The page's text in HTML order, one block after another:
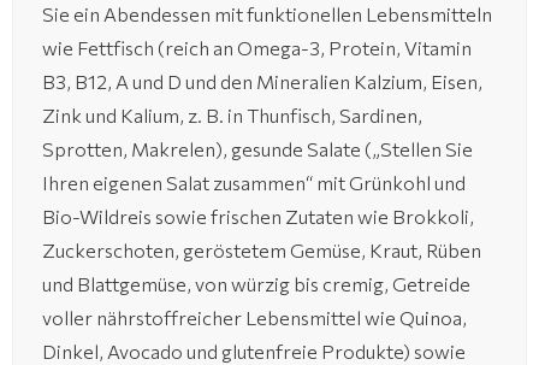
Sie ein Abendessen mit funktionellen Lebensmitteln
wie Fettfisch (reich an Omega-3, Protein, Vitamin
B3, B12, A und D und den Mineralien Kalzium, Eisen,
Zink und Kalium, z. B. in Thunfisch, Sardinen,
Sprotten, Makrelen), gesunde Salate („Stellen Sie
Ihren eigenen Salat zusammen“ mit Grünkohl und
Bio-Wildreis sowie frischen Zutaten wie Brokkoli,
Zuckerschoten, geröstetem Gemüse, Kraut, Rüben
und Blattgemüse, von würzig bis cremig, Getreide
voller nährstoffreicher Lebensmittel wie Quinoa,
Dinkel, Avocado und glutenfreie Produkte) sowie